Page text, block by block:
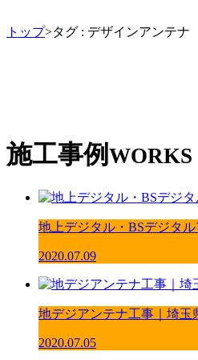
トップ>タグ : デザインアンテナ
施工事例 WORKS
地上デジタル・BSデジタ
2020.07.09
地デジアンテナ工事｜埼玉
2020.07.05